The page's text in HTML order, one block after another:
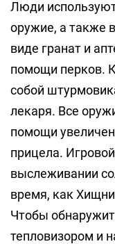
Люди
оружие, а также
виде гранат и
помощи перков.
собой
лекаря. Все
помощи
прицела.
выслеживании
время, как
Чтобы
тепловизором и